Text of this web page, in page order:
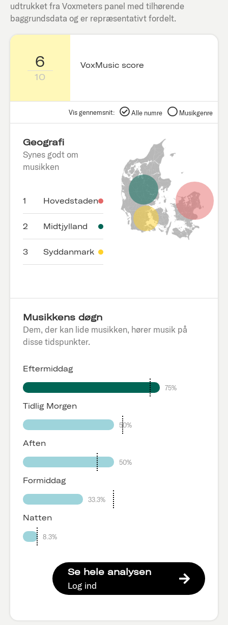
udtrukket fra Voxmeters panel med tilhørende
baggrundsdata og er repræsentativt fordelt.
6
10
VoxMusic score
Vis gennemsnit: Alle numre Musikgenre
Geografi
Synes godt om
musikken
1 Hovedstaden
2 Midtjylland
3 Syddanmark
Musikkens døgn
Dem, der kan lide musikken, hører musik på
disse tidspunkter.
Eftermiddag
75%
Tidlig Morgen
50%
Aften
50%
Formiddag
33.3%
Natten
8.3%
Se hele analysen
Log ind